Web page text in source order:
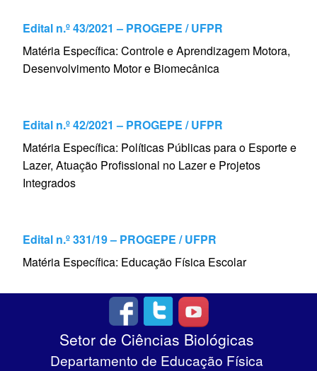
Edital n.º 43/2021 – PROGEPE / UFPR
Matéria Específica: Controle e Aprendizagem Motora,
Desenvolvimento Motor e Biomecânica
Edital n.º 42/2021 – PROGEPE / UFPR
Matéria Específica: Políticas Públicas para o Esporte e
Lazer, Atuação Profissional no Lazer e Projetos
Integrados
Edital n.º 331/19 – PROGEPE / UFPR
Matéria Específica: Educação Física Escolar
Setor de Ciências Biológicas
Departamento de Educação Física